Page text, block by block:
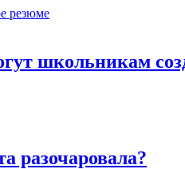
школьникам
разочаровала?